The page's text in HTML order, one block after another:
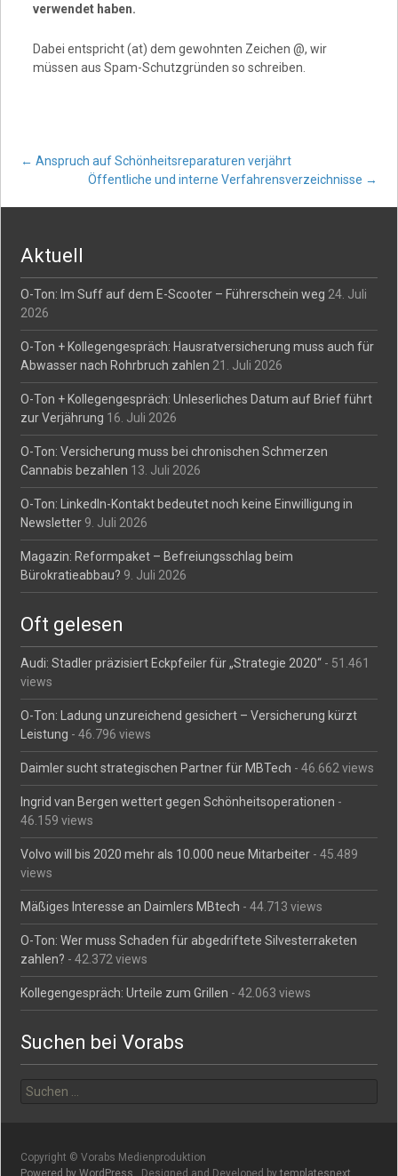
verwendet haben.
Dabei entspricht (at) dem gewohnten Zeichen @, wir
müssen aus Spam-Schutzgründen so schreiben.
Post
← Anspruch auf Schönheitsreparaturen verjährt
Öffentliche und interne Verfahrensverzeichnisse →
Aktuell
O-Ton: Im Suff auf dem E-Scooter – Führerschein weg 24. Juli
2026
O-Ton + Kollegengespräch: Hausratversicherung muss auch für
Abwasser nach Rohrbruch zahlen 21. Juli 2026
O-Ton + Kollegengespräch: Unleserliches Datum auf Brief führt
zur Verjährung 16. Juli 2026
O-Ton: Versicherung muss bei chronischen Schmerzen
Cannabis bezahlen 13. Juli 2026
O-Ton: LinkedIn-Kontakt bedeutet noch keine Einwilligung in
Newsletter 9. Juli 2026
Magazin: Reformpaket – Befreiungsschlag beim
Bürokratieabbau? 9. Juli 2026
Oft gelesen
Audi: Stadler präzisiert Eckpfeiler für „Strategie 2020“ - 51.461
views
O-Ton: Ladung unzureichend gesichert – Versicherung kürzt
Leistung - 46.796 views
Daimler sucht strategischen Partner für MBTech - 46.662 views
Ingrid van Bergen wettert gegen Schönheitsoperationen -
46.159 views
Volvo will bis 2020 mehr als 10.000 neue Mitarbeiter - 45.489
views
Mäßiges Interesse an Daimlers MBtech - 44.713 views
O-Ton: Wer muss Schaden für abgedriftete Silvesterraketen
zahlen? - 42.372 views
Kollegengespräch: Urteile zum Grillen - 42.063 views
Suchen bei Vorabs
nach:
Copyright © Vorabs Medienproduktion
Powered by WordPress
, Designed and Developed bytemplatesnext